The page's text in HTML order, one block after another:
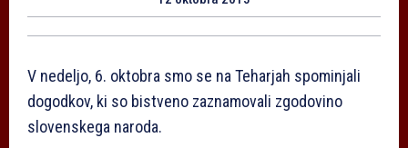
V nedeljo, 6. oktobra smo se na Teharjah spominjali
dogodkov, ki so bistveno zaznamovali zgodovino
slovenskega naroda.